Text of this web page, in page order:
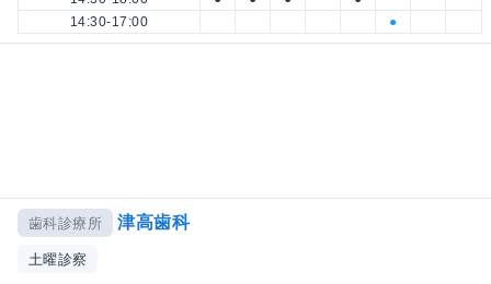
14:30-17:00
●
歯科診療所 津高歯科
土曜診察